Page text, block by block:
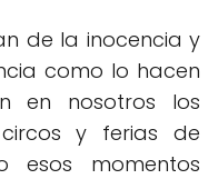
de la inocencia y
como lo hacen
en nosotros los
y ferias de
esos momentos